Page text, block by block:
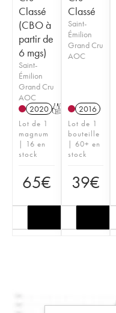
Classé
(CBO à
partir de
6 mgs)
Saint-
Émilion
Grand Cru
AOC
2020 T
Lot de 1
magnum
| 16 en
stock
65€
Classé
Saint-
Émilion
Grand Cru
AOC
2016
Lot de 1
bouteille
| 60+ en
stock
39€